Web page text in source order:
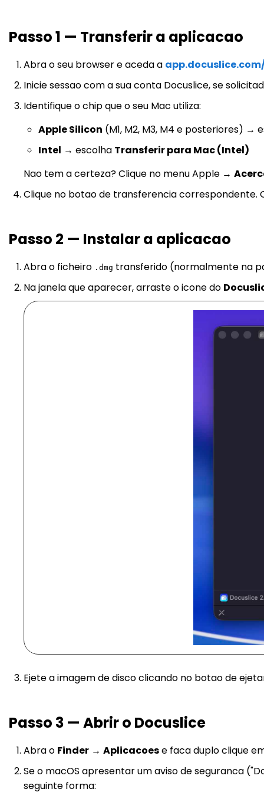
Passo 1 — Transferir a aplicacao
Abra o seu browser e aceda a
Inicie sessao com a sua conta Docuslice, se
Identifique o chip que o seu Mac utiliza:
Apple Silicon (M1, M2, M3, M4 e posteriores) →
Intel → escolha Transferir para Mac (Intel)
Nao tem a certeza? Clique no menu Apple →
Clique no botao de transferencia correspondente.
Passo 2 — Instalar a aplicacao
Abra o ficheiro .dmg transferido (normalmente na
Na janela que aparecer, arraste o icone do
Ejete a imagem de disco clicando no botao de
Passo 3 — Abrir o Docuslice
Abra o Finder → Aplicacoese faca duplo clique
Se o macOS apresentar um aviso de seguranca
seguinte forma: